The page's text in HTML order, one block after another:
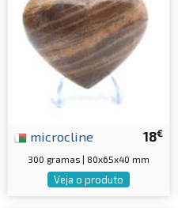
18€
microcline
300 gramas | 80x65x40 mm
Veja o produto